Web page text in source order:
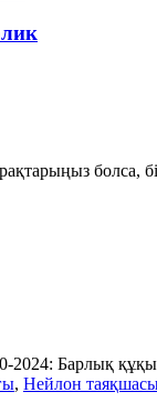
болса,
Барлық
, Нейлон